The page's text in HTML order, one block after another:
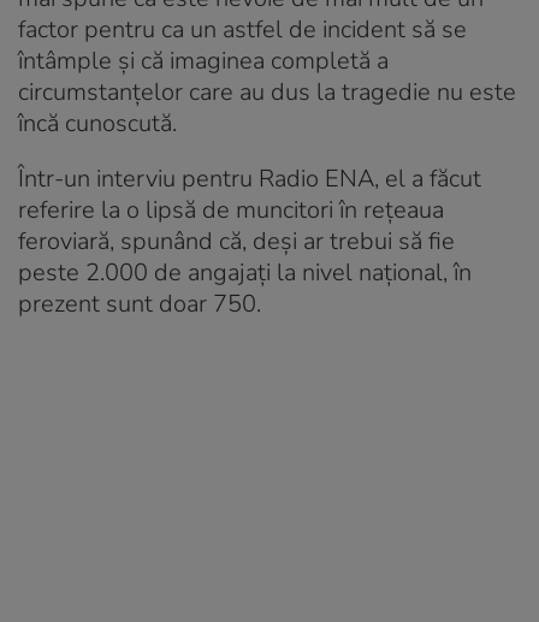
factor pentru ca un astfel de incident să se
întâmple și că imaginea completă a
circumstanțelor care au dus la tragedie nu este
încă cunoscută.
Într-un interviu pentru Radio ENA, el a făcut
referire la o lipsă de muncitori în rețeaua
feroviară, spunând că, deși ar trebui să fie
peste 2.000 de angajați la nivel național, în
prezent sunt doar 750.